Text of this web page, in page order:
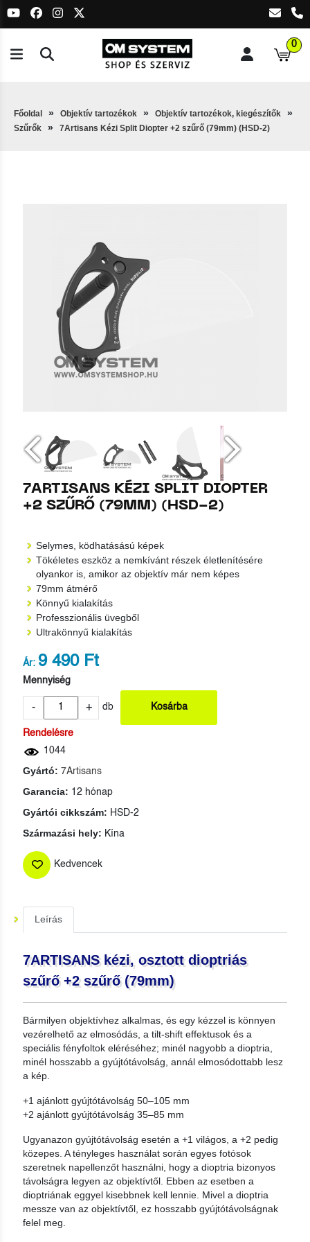
0
Főoldal Objektív tartozékok
Objektív tartozékok, kiegészítők
Szűrők
7Artisans Kézi Split Diopter +2 szűrő (79mm) (HSD-2)
7ARTISANS KÉZI SPLIT DIOPTER
+2 SZŰRŐ (79MM) (HSD-2)
Selymes, ködhatásású képek
Tökéletes eszköz a nemkívánt részek életlenítésére
olyankor is, amikor az objektív már nem képes
79mm átmérő
Könnyű kialakítás
Professzionális üvegből
Ultrakönnyű kialakítás
Ár: 9 490 Ft
Mennyiség
- + db Kosárba
Rendelésre
1044
Gyártó: 7Artisans
Garancia: 12 hónap
Gyártói cikkszám: HSD-2
Származási hely: Kína
Kedvencek
Leírás
7ARTISANS kézi, osztott dioptriás
szűrő +2 szűrő (79mm)
Bármilyen objektívhez alkalmas, és egy kézzel is könnyen
vezérelhető az elmosódás, a tilt-shift effektusok és a
speciális fényfoltok eléréséhez; minél nagyobb a dioptria,
minél hosszabb a gyújtótávolság, annál elmosódottabb lesz
a kép.
+1 ajánlott gyújtótávolság 50–105 mm
+2 ajánlott gyújtótávolság 35–85 mm
Ugyanazon gyújtótávolság esetén a +1 világos, a +2 pedig
közepes. A tényleges használat során egyes fotósok
szeretnek napellenzőt használni, hogy a dioptria bizonyos
távolságra legyen az objektívtől. Ebben az esetben a
dioptriának eggyel kisebbnek kell lennie. Mivel a dioptria
messze van az objektívtől, ez hosszabb gyújtótávolságnak
felel meg.